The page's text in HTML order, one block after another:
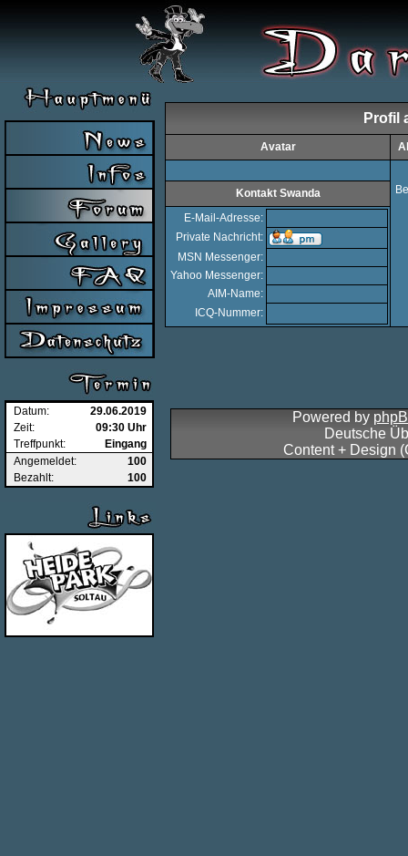
Datum:
29.06.2019
Zeit:
09:30 Uhr
Treffpunkt:
Eingang
Angemeldet:
100
Bezahlt:
100
Profil
Avatar
Kontakt Swanda
E-Mail-Adresse:
Private Nachricht:
MSN Messenger:
Yahoo Messenger:
AIM-Name:
ICQ-Nummer:
Powered by
Deutsche
Content + Design